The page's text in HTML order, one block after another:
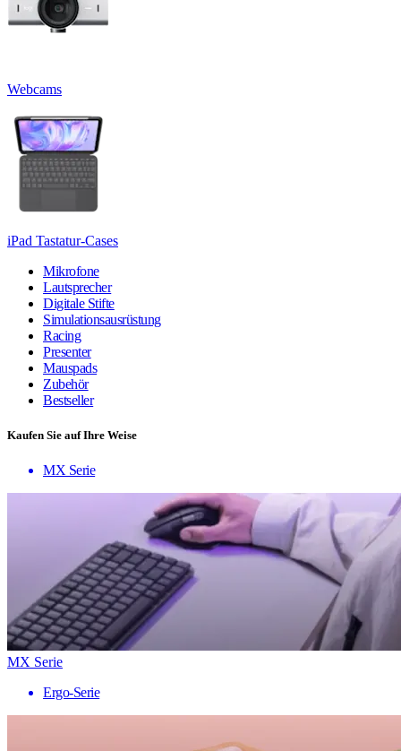
Webcams
iPad Tastatur-Cases
Mikrofone
Lautsprecher
Digitale Stifte
Simulationsausrüstung
Racing
Presenter
Mauspads
Zubehör
Bestseller
Kaufen Sie auf Ihre Weise
MX Serie
MX Serie
Ergo-Serie